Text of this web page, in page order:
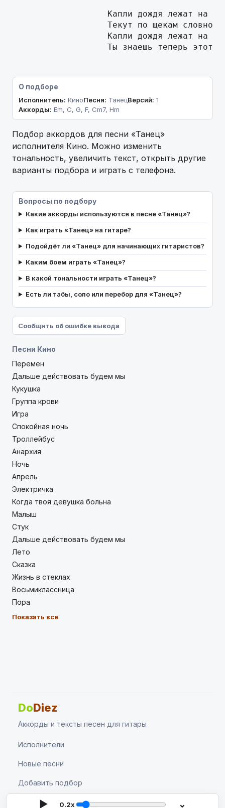
Песни Кино
Перемен
Дальше действовать будем мы
Кукушка
Группа крови
Игра
Спокойная ночь
Троллейбус
Анархия
Ночь
Апрель
Электричка
Когда твоя девушка больна
Малыш
Стук
Дальше действовать будем мы
Лето
Сказка
Жизнь в стеклах
Восьмиклассница
Пора
Показать все
▶ 0.2x ⌄
Капли дождя лежат на
Текут по щекам словно
Капли дождя лежат на
Ты знаешь теперь этот
Сообщить об ошибке вывода
О подборе
Исполнитель: КиноПесня: ТанецВерсий: 1
Аккорды: Em, C, G, F, Cm7, Hm
Подбор аккордов для песни «Танец»
исполнителя Кино. Можно изменить
тональность, увеличить текст, открыть другие
варианты подбора и играть с телефона.
Вопросы по подбору
Какие аккорды используются в песне «Танец»?
Как играть «Танец» на гитаре?
Подойдёт ли «Танец» для начинающих гитаристов?
Каким боем играть «Танец»?
В какой тональности играть «Танец»?
Есть ли табы, соло или перебор для «Танец»?
DoDiez
Аккорды и тексты песен для гитары
Исполнители
Новые песни
Добавить подбор